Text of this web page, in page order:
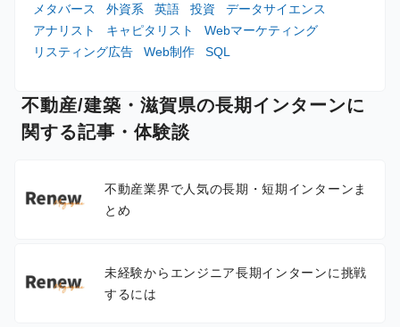
メタバース
外資系 英語 投資
データサイエンス
アナリスト
キャピタリスト
Webマーケティング
リスティング広告
Web制作 SQL
不動産/建築・滋賀県の長期インターンに
関する記事・体験談
不動産業界で人気の長期・短期インターンま
とめ
未経験からエンジニア長期インターンに挑戦
するには